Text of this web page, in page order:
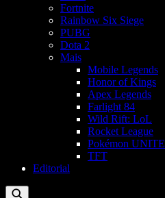
Fortnite
Rainbow Six Siege
PUBG
Dota 2
Mais
Mobile Legends
Honor of Kings
Apex Legends
Farlight 84
Wild Rift: LoL
Rocket League
Pokémon UNITE
TFT
Editorial
Buscar